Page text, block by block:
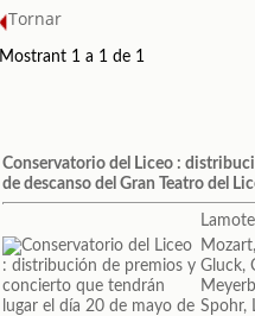
Tornar
Mostrant 1 a 1 de 1
Conservatorio del Liceo :
de descanso del Gran Teatro del
Gluck,
Spohr,